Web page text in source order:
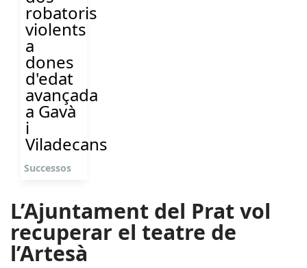
robatoris
violents
a
dones
d'edat
avançada
a Gavà
i
Viladecans
Successos
L’Ajuntament del Prat vol
recuperar el teatre de
l’Artesà